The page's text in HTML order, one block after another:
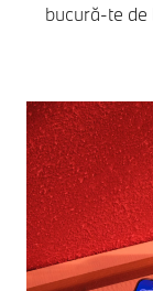
bucură-te de